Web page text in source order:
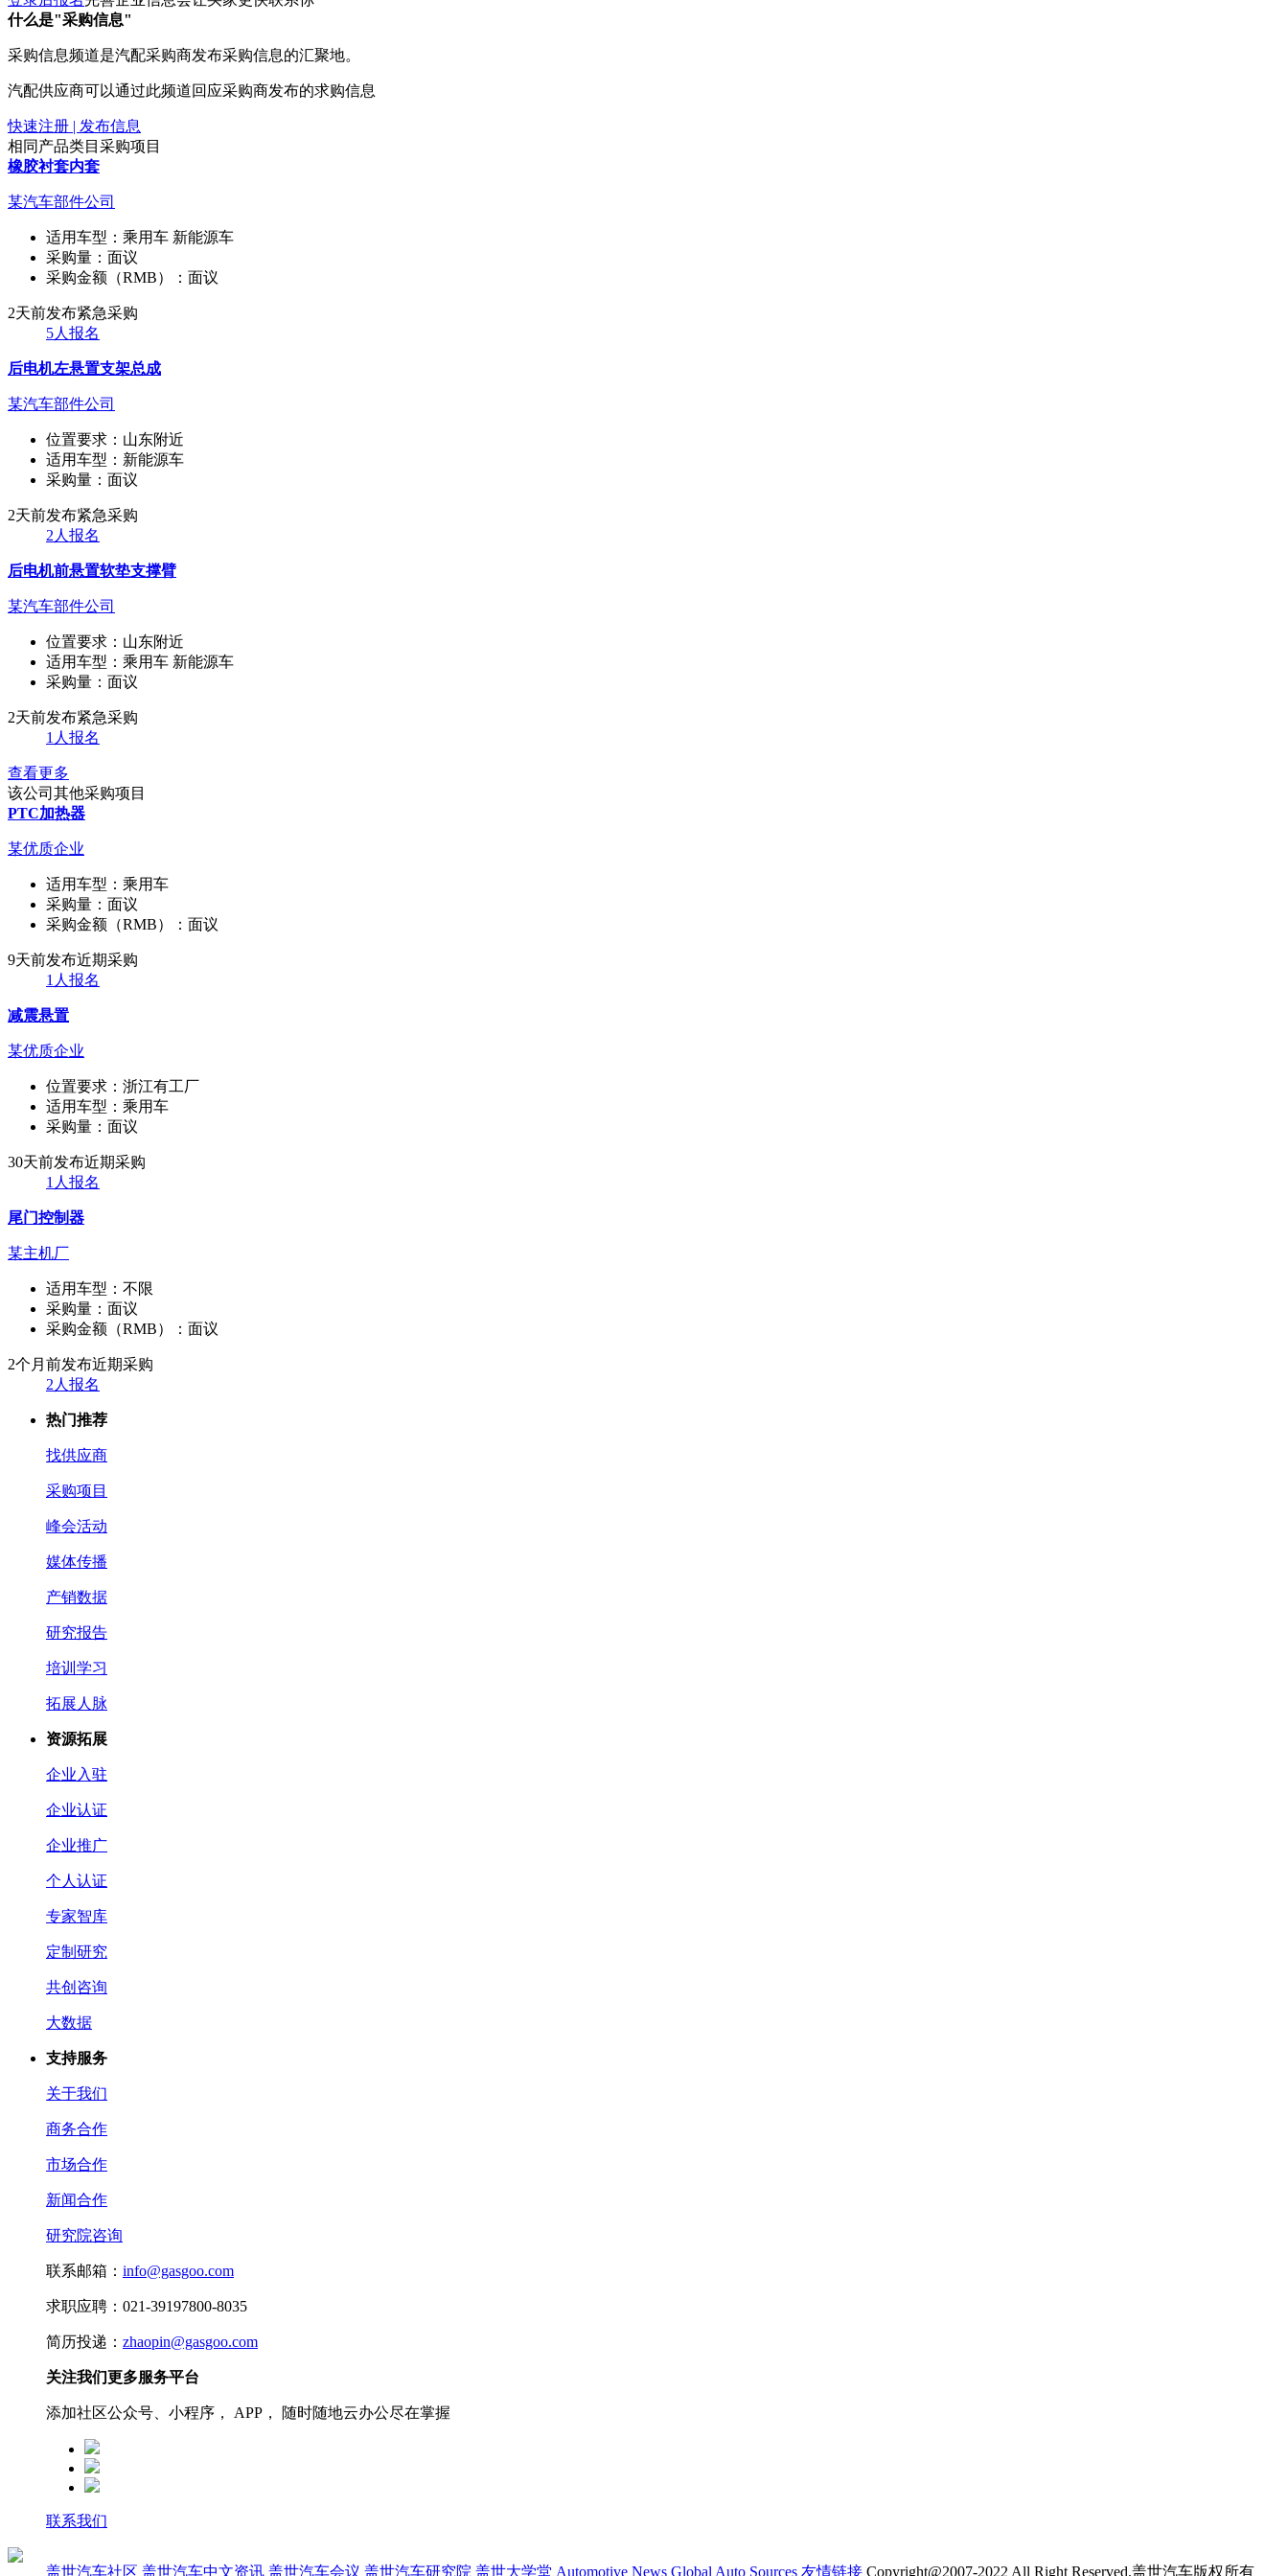
什么是"采购信息"
采购信息频道是汽配采购商发布采购信息的汇聚地。
汽配供应商可以通过此频道回应采购商发布的求购信息
快速注册 | 发布信息
相同产品类目采购项目
橡胶衬套内套
某汽车部件公司
适用车型： 乘用车 新能源车
采购量： 面议
采购金额（RMB）： 面议
2天前发布紧急采购
5人报名
后电机左悬置支架总成
某汽车部件公司
位置要求： 山东附近
适用车型： 新能源车
采购量： 面议
2天前发布紧急采购
2人报名
后电机前悬置软垫支撑臂
某汽车部件公司
位置要求： 山东附近
适用车型： 乘用车 新能源车
采购量： 面议
2天前发布紧急采购
1人报名
查看更多
该公司其他采购项目
PTC加热器
某优质企业
适用车型： 乘用车
采购量： 面议
采购金额（RMB）： 面议
9天前发布近期采购
1人报名
减震悬置
某优质企业
位置要求： 浙江有工厂
适用车型： 乘用车
采购量： 面议
30天前发布近期采购
1人报名
尾门控制器
某主机厂
适用车型： 不限
采购量： 面议
采购金额（RMB）： 面议
2个月前发布近期采购
2人报名
热门推荐
找供应商
采购项目
峰会活动
媒体传播
产销数据
研究报告
培训学习
拓展人脉
资源拓展
企业入驻
企业认证
企业推广
个人认证
专家智库
定制研究
共创咨询
大数据
支持服务
关于我们
商务合作
市场合作
新闻合作
研究院咨询
联系邮箱： info@gasgoo.com
求职应聘：021-39197800-8035
简历投递： zhaopin@gasgoo.com
关注我们更多服务平台
添加社区公众号、小程序， APP， 随时随地云办公尽在掌握
联系我们
盖世汽车社区 盖世汽车中文资讯 盖世汽车会议 盖世汽车研究院 盖世大学堂 Automotive News Global Auto Sources 友情链接 Copyright@2007-2022 All Right Reserved.盖世汽车版权所有